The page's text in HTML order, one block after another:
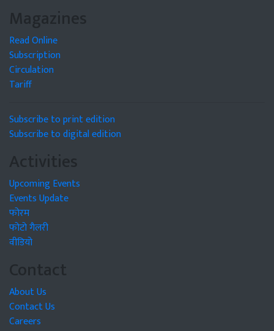
Magazines
Read Online
Subscription
Circulation
Tariff
Subscribe to print edition
Subscribe to digital edition
Activities
Upcoming Events
Events Update
फोरम
फोटो गैलरी
वीडियो
Contact
About Us
Contact Us
Careers